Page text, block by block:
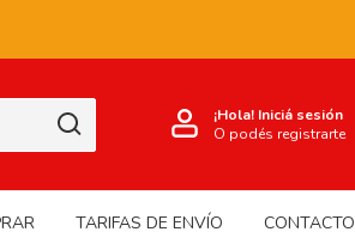
¡Hola! Iniciá sesión
O podés registrarte
TARIFAS DE ENVÍO CONTACTO